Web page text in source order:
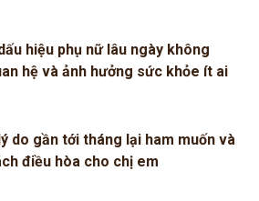
hiệu phụ nữ lâu ngày không
hệ và ảnh hưởng sức khỏe ít ai
do gần tới tháng lại ham muốn và
điều hòa cho chị em